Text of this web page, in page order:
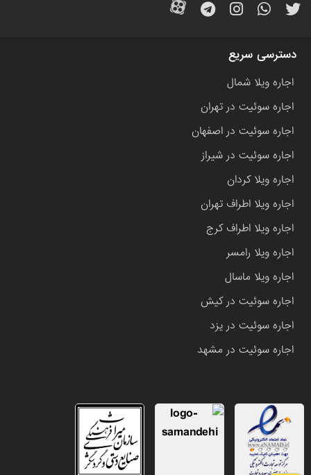
دسترسی سریع
اجاره ویلا شمال
اجاره سوئیت در تهران
اجاره سوئیت در اصفهان
اجاره سوئیت در شیراز
اجاره ویلا کردان
اجاره ویلا اطراف تهران
اجاره ویلا اطراف کرج
اجاره ویلا رامسر
اجاره ویلا ماسال
اجاره سوئیت در کیش
اجاره سوئیت در یزد
اجاره سوئیت در مشهد